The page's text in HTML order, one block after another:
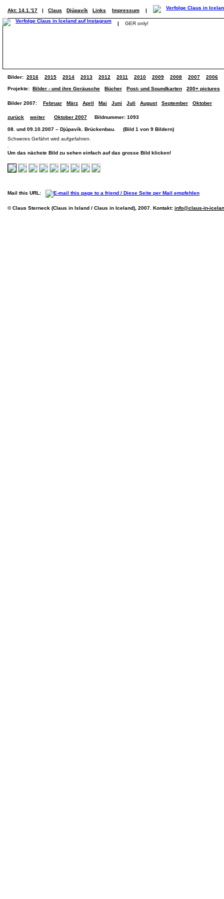
Akt: 14.1.'17 | Claus Djúpavík Links Impressum |
| GER only!
Bilder: 2016 2015 2014 2013 2012 2011 2010 2009 2008 2007 2006
Projekte: Bilder - und ihre Geräusche Bücher Post- und Soundkarten 200+ pictures
Bilder 2007: Februar März April Mai Juni Juli August September Oktober
zurück weiter Oktober 2007 Bildnummer: 1093
08. und 09.10.2007 – Djúpavík. Brückenbau. (Bild 1 von 9 Bildern)
Schweres Gefährt wird aufgefahren.
Um das nächste Bild zu sehen einfach auf das grosse Bild klicken!
Mail this URL:
© Claus Sterneck (Claus in Island / Claus in Iceland), 2007. Kontakt: info@claus-in-